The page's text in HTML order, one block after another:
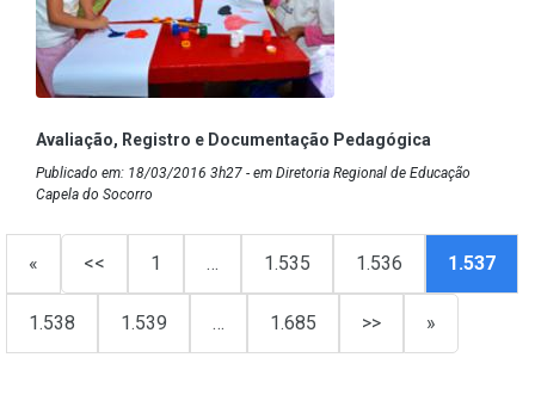
Avaliação, Registro e Documentação Pedagógica
Publicado em: 18/03/2016 3h27 - em Diretoria Regional de Educação
Capela do Socorro
« << 1 … 1.535 1.536 1.537
1.538 1.539 … 1.685 >> »